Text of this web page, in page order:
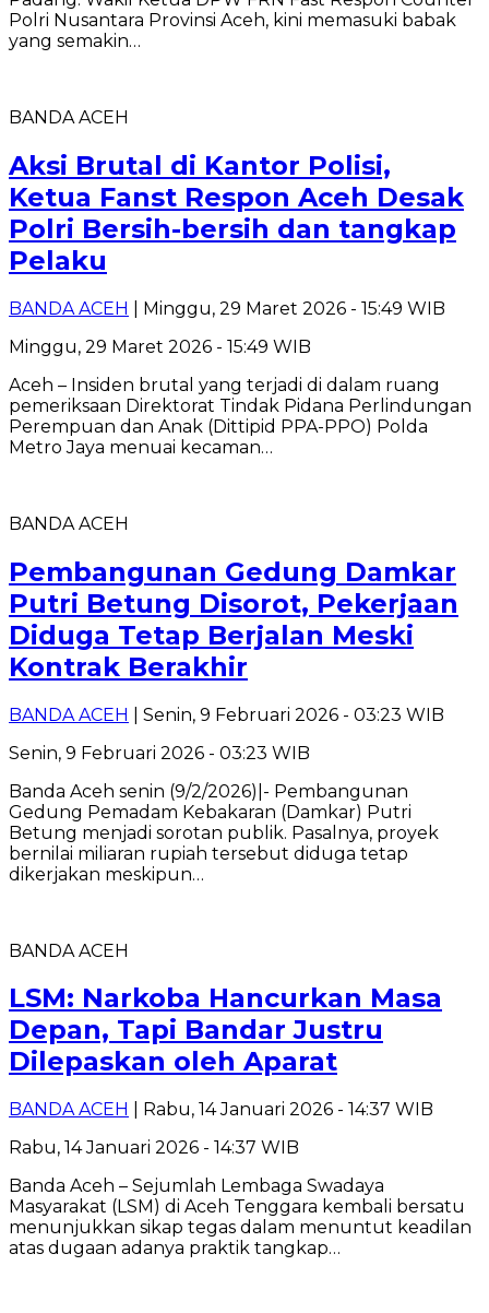
Polri Nusantara Provinsi Aceh, kini memasuki babak
yang semakin…
BANDA ACEH
Aksi Brutal di Kantor Polisi,
Ketua Fanst Respon Aceh Desak
Polri Bersih-bersih dan tangkap
Pelaku
BANDA ACEH
| Minggu, 29 Maret 2026 - 15:49 WIB
Minggu, 29 Maret 2026 - 15:49 WIB
Aceh – Insiden brutal yang terjadi di dalam ruang
pemeriksaan Direktorat Tindak Pidana Perlindungan
Perempuan dan Anak (Dittipid PPA-PPO) Polda
Metro Jaya menuai kecaman…
BANDA ACEH
Pembangunan Gedung Damkar
Putri Betung Disorot, Pekerjaan
Diduga Tetap Berjalan Meski
Kontrak Berakhir
BANDA ACEH
| Senin, 9 Februari 2026 - 03:23 WIB
Senin, 9 Februari 2026 - 03:23 WIB
Banda Aceh senin (9/2/2026)|- Pembangunan
Gedung Pemadam Kebakaran (Damkar) Putri
Betung menjadi sorotan publik. Pasalnya, proyek
bernilai miliaran rupiah tersebut diduga tetap
dikerjakan meskipun…
BANDA ACEH
LSM: Narkoba Hancurkan Masa
Depan, Tapi Bandar Justru
Dilepaskan oleh Aparat
BANDA ACEH
| Rabu, 14 Januari 2026 - 14:37 WIB
Rabu, 14 Januari 2026 - 14:37 WIB
Banda Aceh – Sejumlah Lembaga Swadaya
Masyarakat (LSM) di Aceh Tenggara kembali bersatu
menunjukkan sikap tegas dalam menuntut keadilan
atas dugaan adanya praktik tangkap…